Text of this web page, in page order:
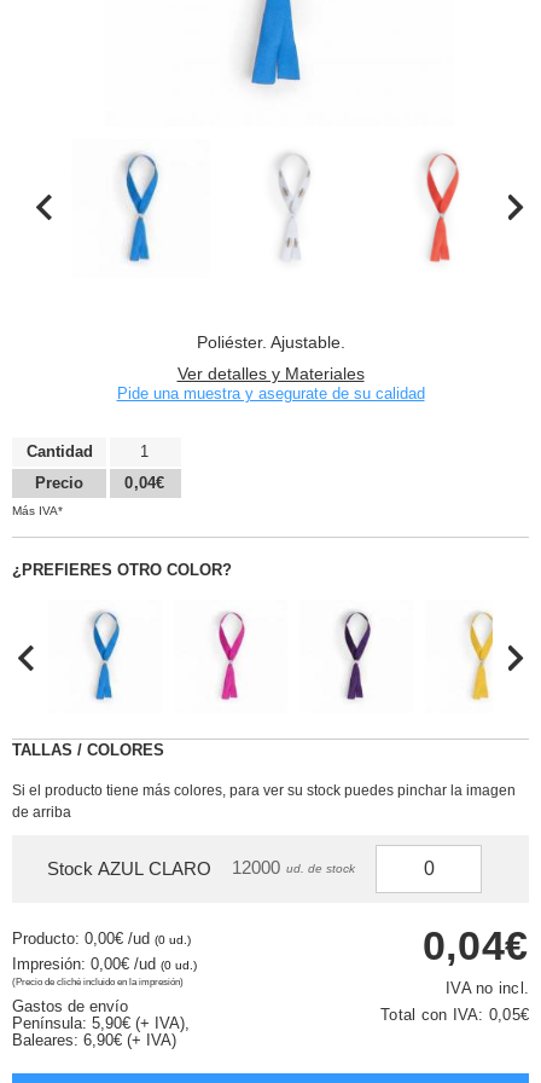
Poliéster. Ajustable.
Ver detalles y Materiales
Pide una muestra y asegurate de su calidad
Cantidad
Precio
1
0,04€
Más IVA*
¿PREFIERES OTRO COLOR?
TALLAS / COLORES
Si el producto tiene más colores, para ver su stock puedes pinchar la imagen
de arriba
Stock AZUL CLARO 12000 ud. de stock
Producto: 0,00€ /ud (0 ud.)
Impresión: 0,00€ /ud (0 ud.)
(Precio de cliché incluido en la impresión)
Gastos de envío
Península: 5,90€ (+ IVA),
Baleares: 6,90€ (+ IVA)
0,04€
IVA no incl.
Total con IVA: 0,05€